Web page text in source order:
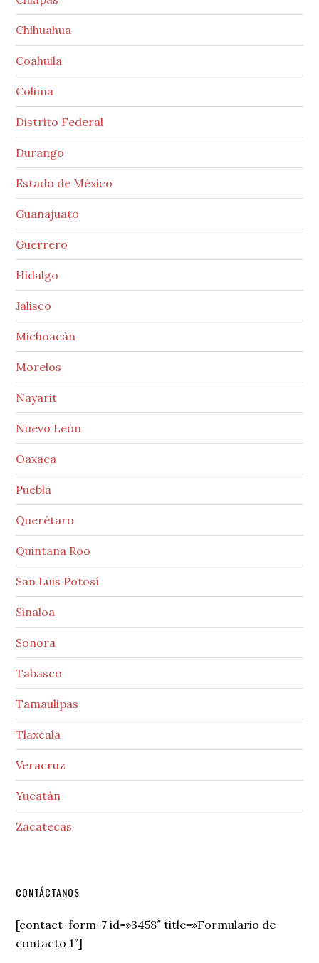
Chihuahua
Coahuila
Colima
Distrito Federal
Durango
Estado de México
Guanajuato
Guerrero
Hidalgo
Jalisco
Michoacán
Morelos
Nayarit
Nuevo León
Oaxaca
Puebla
Querétaro
Quintana Roo
San Luis Potosí
Sinaloa
Sonora
Tabasco
Tamaulipas
Tlaxcala
Veracruz
Yucatán
Zacatecas
Secondary
Sidebar
CONTÁCTANOS
[contact-form-7 id=»3458″ title=»Formulario de
contacto 1″]